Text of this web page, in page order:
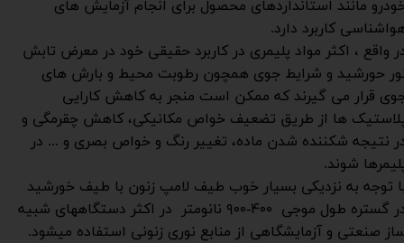
مانند استانداردهای محصول برای انجام آزمایش های
کاربرد دارد.
واقع ، اکثر مواد پلیمری در کاربرد حقیقی خود در معرض تابش
حورشید و شرایط جوی همچون رطوبت محیط و بارش های
قرار می گیرند که ممکن است منجر به کاهش کارایی
ها از طریق تضعیف خواص مکانیکی، کاهش چقرمگی و
نتیجه شکننده شدن ماده، تغییر رنگ و خواص بصری و ... در
شوند.
توجه به نزدیکی بسیار خوب طیف لامپ زنون با طیف خورشید
در گستره طول موجی ۴۰۰-۹۰۰ نانومتر در اکثر دستگاه­های شبیه
صنعتی و آزمایشگاهی از منابع نوری زنونی استفاده می­شود.